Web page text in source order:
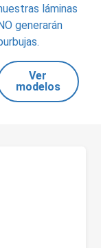
láminas
NO generarán
Ver
modelos